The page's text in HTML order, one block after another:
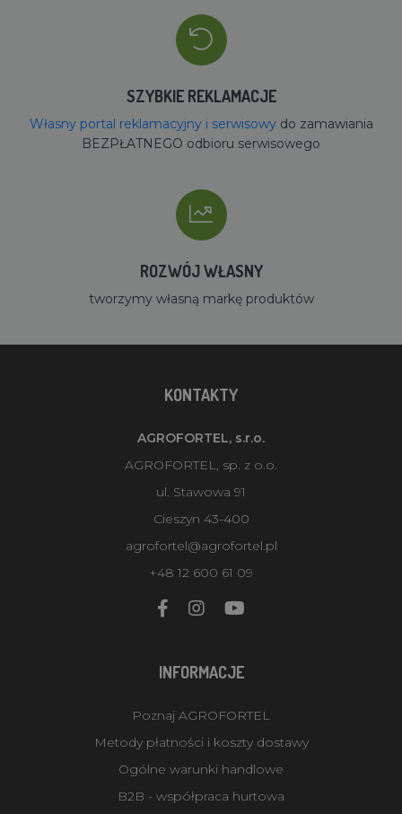
SZYBKIE REKLAMACJE
Własny portal reklamacyjny i serwisowydo zamawiania
BEZPŁATNEGO odbioru serwisowego
ROZWÓJ WŁASNY
tworzymy własną markę produktów
KONTAKTY
AGROFORTEL, s.r.o.
AGROFORTEL, sp. z o.o.
ul. Stawowa 91
Cieszyn 43-400
agrofortel@agrofortel.pl
+48 12 600 61 09
INFORMACJE
Poznaj AGROFORTEL
Metody płatności i koszty dostawy
Ogólne warunki handlowe
B2B - współpraca hurtowa